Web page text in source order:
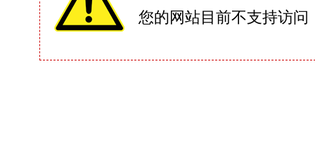
您的网站目前不支持访